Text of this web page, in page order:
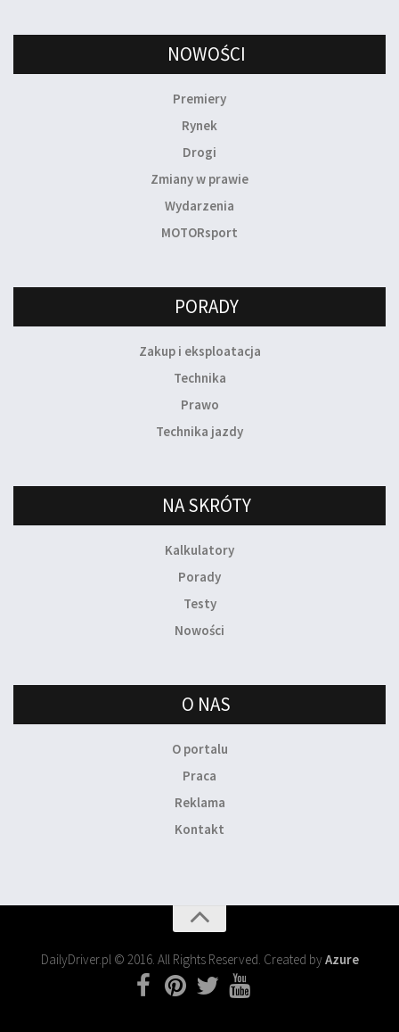
NOWOŚCI
Premiery
Rynek
Drogi
Zmiany w prawie
Wydarzenia
MOTORsport
PORADY
Zakup i eksploatacja
Technika
Prawo
Technika jazdy
NA SKRÓTY
Kalkulatory
Porady
Testy
Nowości
O NAS
O portalu
Praca
Reklama
Kontakt
DailyDriver.pl © 2016. All Rights Reserved. Created byAzure